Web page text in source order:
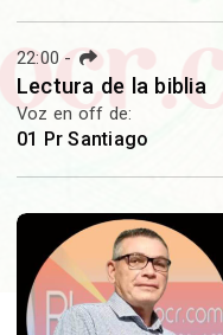
22:00 -
Lectura de la biblia
Voz en off de:
01 Pr Santiago